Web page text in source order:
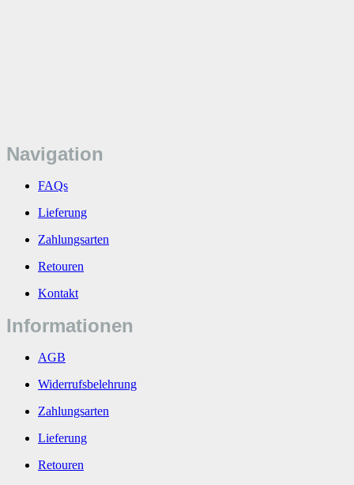
Navigation
FAQs
Lieferung
Zahlungsarten
Retouren
Kontakt
Informationen
AGB
Widerrufsbelehrung
Zahlungsarten
Lieferung
Retouren